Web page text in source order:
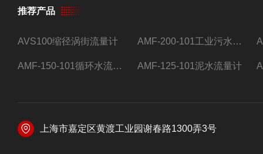
推荐产品
AVS100缩径涡街流量计 AMF-200-101工业污水流量计
AMF-150-101循环水流量计,电磁流量计 AMF-125-101泥水流量计
上海市嘉定区黄渡工业园谢春路1300弄3号